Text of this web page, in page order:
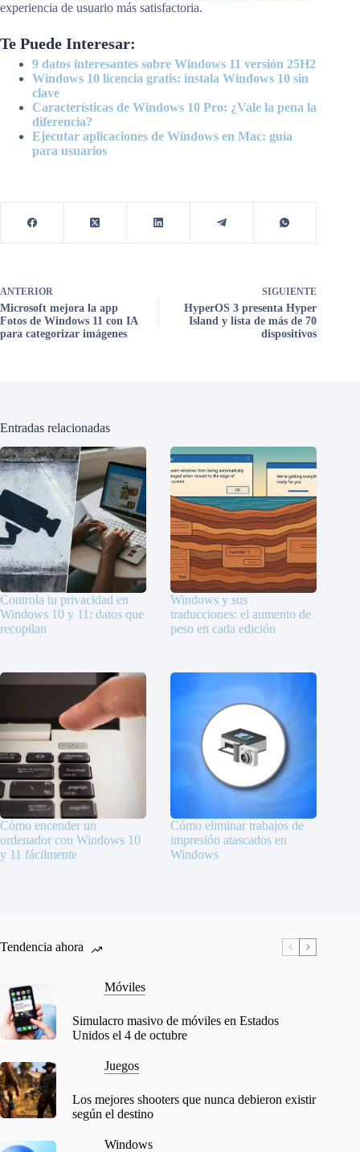
experiencia de usuario más satisfactoria.
Te Puede Interesar:
9 datos interesantes sobre Windows 11 versión 25H2
Windows 10 licencia gratis: instala Windows 10 sin
clave
Características de Windows 10 Pro: ¿Vale la pena la
diferencia?
Ejecutar aplicaciones de Windows en Mac: guía
para usuarios
ANTERIOR
Microsoft mejora la app
Fotos de Windows 11 con IA
para categorizar imágenes
SIGUIENTE
HyperOS 3 presenta Hyper
Island y lista de más de 70
dispositivos
Entradas relacionadas
Controla tu privacidad en
Windows 10 y 11: datos que
recopilan
Windows y sus
traducciones: el aumento de
peso en cada edición
Cómo encender un
ordenador con Windows 10
y 11 fácilmente
Cómo eliminar trabajos de
impresión atascados en
Windows
Tendencia ahora
Móviles
Simulacro masivo de móviles en Estados
Unidos el 4 de octubre
Juegos
Los mejores shooters que nunca debieron existir
según el destino
Windows